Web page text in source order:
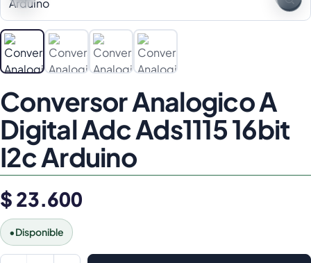
Conversor Analogico A
Digital Adc Ads1115 16bit
I2c Arduino
$ 23.600
•Disponible